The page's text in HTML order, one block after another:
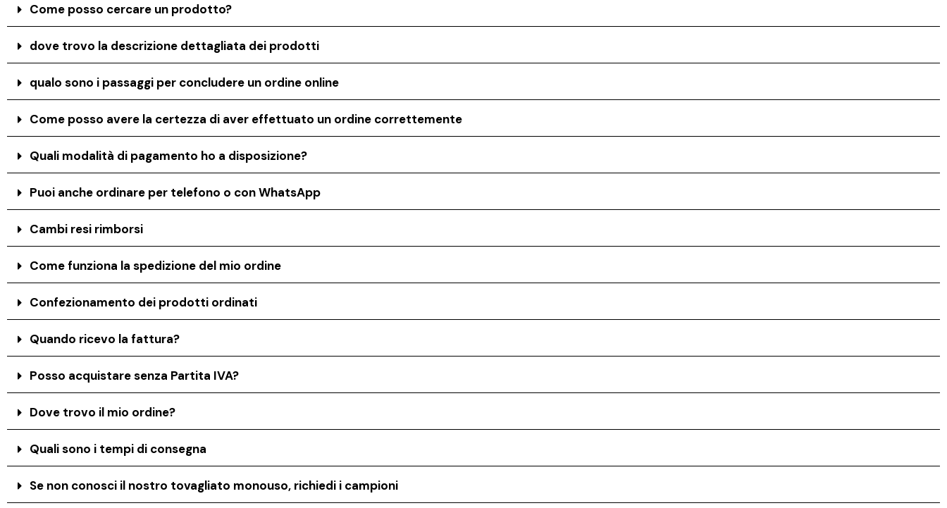
Come posso cercare un prodotto?
dove trovo la descrizione dettagliata dei prodotti
qualo sono i passaggi per concludere un ordine online
Come posso avere la certezza di aver effettuato un ordine correttemente
Quali modalità di pagamento ho a disposizione?
Puoi anche ordinare per telefono o con WhatsApp
Cambi resi rimborsi
Come funziona la spedizione del mio ordine
Confezionamento dei prodotti ordinati
Quando ricevo la fattura?
Posso acquistare senza Partita IVA?
Dove trovo il mio ordine?
Quali sono i tempi di consegna
Se non conosci il nostro tovagliato monouso, richiedi i campioni